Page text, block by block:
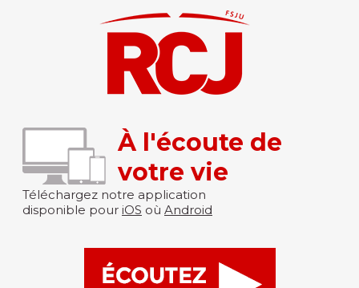
À l'écoute de
votre vie
Téléchargez notre application
disponible pour iOS où Android